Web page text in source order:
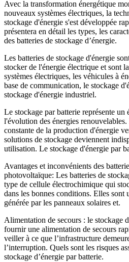
Avec la transformation énergétique
nouveaux systèmes électriques, la
stockage d'énergie s'est développée
présentera en détail les types, les
des batteries de stockage d’énergie.
Les batteries de stockage d'énergie
stocker de l'énergie électrique et sont
systèmes électriques, les véhicules à
base de communication, le stockage
stockage d'énergie industriel.
Le stockage par batterie représente un
l'évolution des énergies
constante de la production d'énergie
solutions de stockage deviennent
utilisation. Le stockage d'énergie par
Avantages et inconvénients des
photovoltaïque: Les batteries de
type de cellule électrochimique qui
dans les bonnes conditions. Elles sont
générée par les panneaux solaires et.
Alimentation de secours : le stockage
fournir une alimentation de secours
veiller à ce que l’infrastructure
l’interruption. Quels sont les risques
stockage d’énergie par batterie.